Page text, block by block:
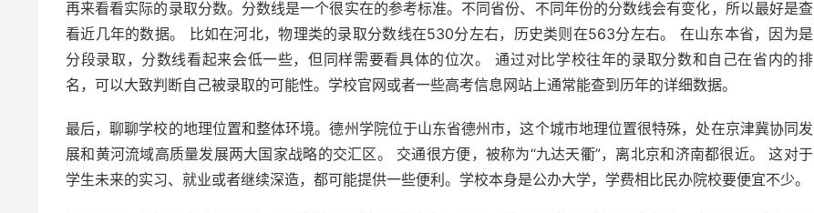
再来看看实际的录取分数。分数线是一个很实在的参考标准。不同省份、不同年份的分数线会有变化，所以最好是查
看近几年的数据。 比如在河北，物理类的录取分数线在530分左右，历史类则在563分左右。 在山东本省，因为是
分段录取，分数线看起来会低一些，但同样需要看具体的位次。 通过对比学校往年的录取分数和自己在省内的排
名，可以大致判断自己被录取的可能性。学校官网或者一些高考信息网站上通常能查到历年的详细数据。
最后，聊聊学校的地理位置和整体环境。德州学院位于山东省德州市，这个城市地理位置很特殊，处在京津冀协同发
展和黄河流域高质量发展两大国家战略的交汇区。 交通很方便，被称为“九达天衢”，离北京和济南都很近。 这对于
学生未来的实习、就业或者继续深造，都可能提供一些便利。学校本身是公办大学，学费相比民办院校要便宜不少。